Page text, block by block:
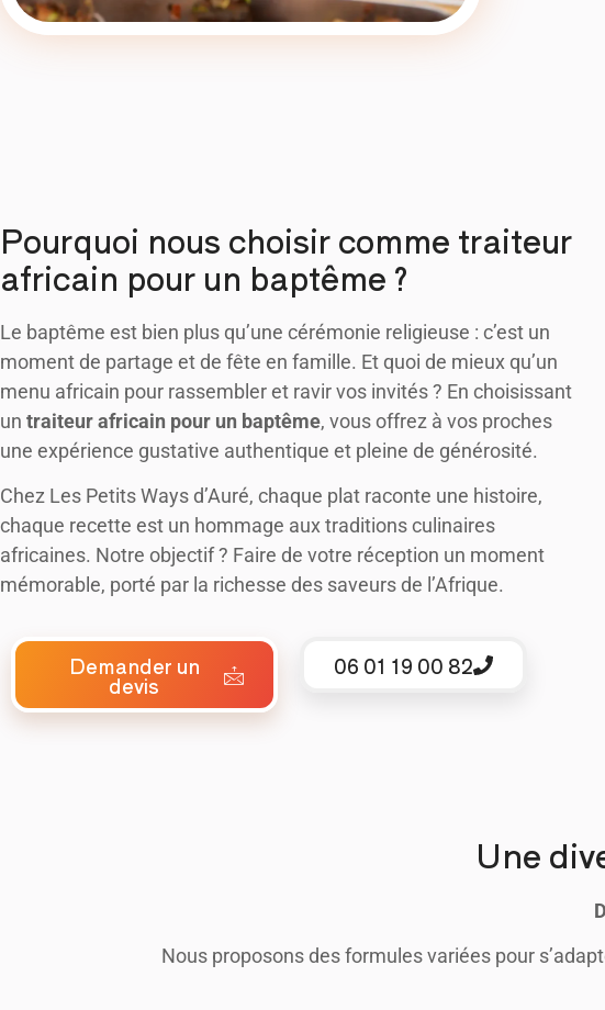
Pourquoi nous choisir comme traiteur
africain pour un baptême ?
Le baptême est bien plus qu’une cérémonie religieuse : c’est un
moment de partage et de fête en famille. Et quoi de mieux qu’un
menu africain pour rassembler et ravir vos invités ? En choisissant
un traiteur africain pour un baptême, vous offrez à vos proches
une expérience gustative authentique et pleine de générosité.
Chez Les Petits Ways d’Auré, chaque plat raconte une histoire,
chaque recette est un hommage aux traditions culinaires
africaines. Notre objectif ? Faire de votre réception un moment
mémorable, porté par la richesse des saveurs de l’Afrique.
Demander un
devis
06 01 19 00 82
Une
Nous proposons des formules variées pour